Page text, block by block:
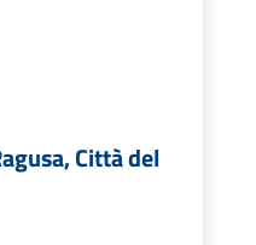
Città del